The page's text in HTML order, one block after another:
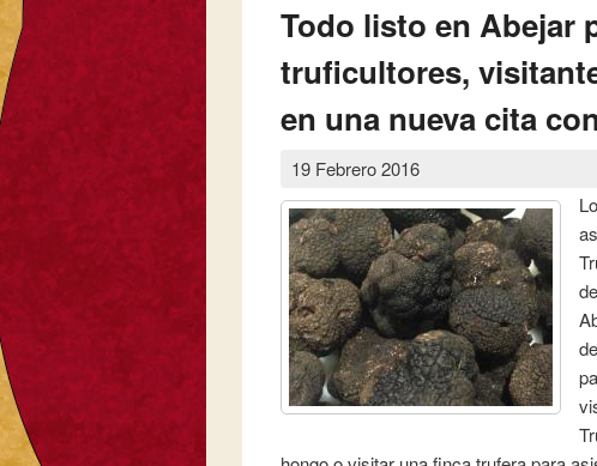
Todo listo en Abejar
truficultores,
en una nueva cita
19 Febrero 2016